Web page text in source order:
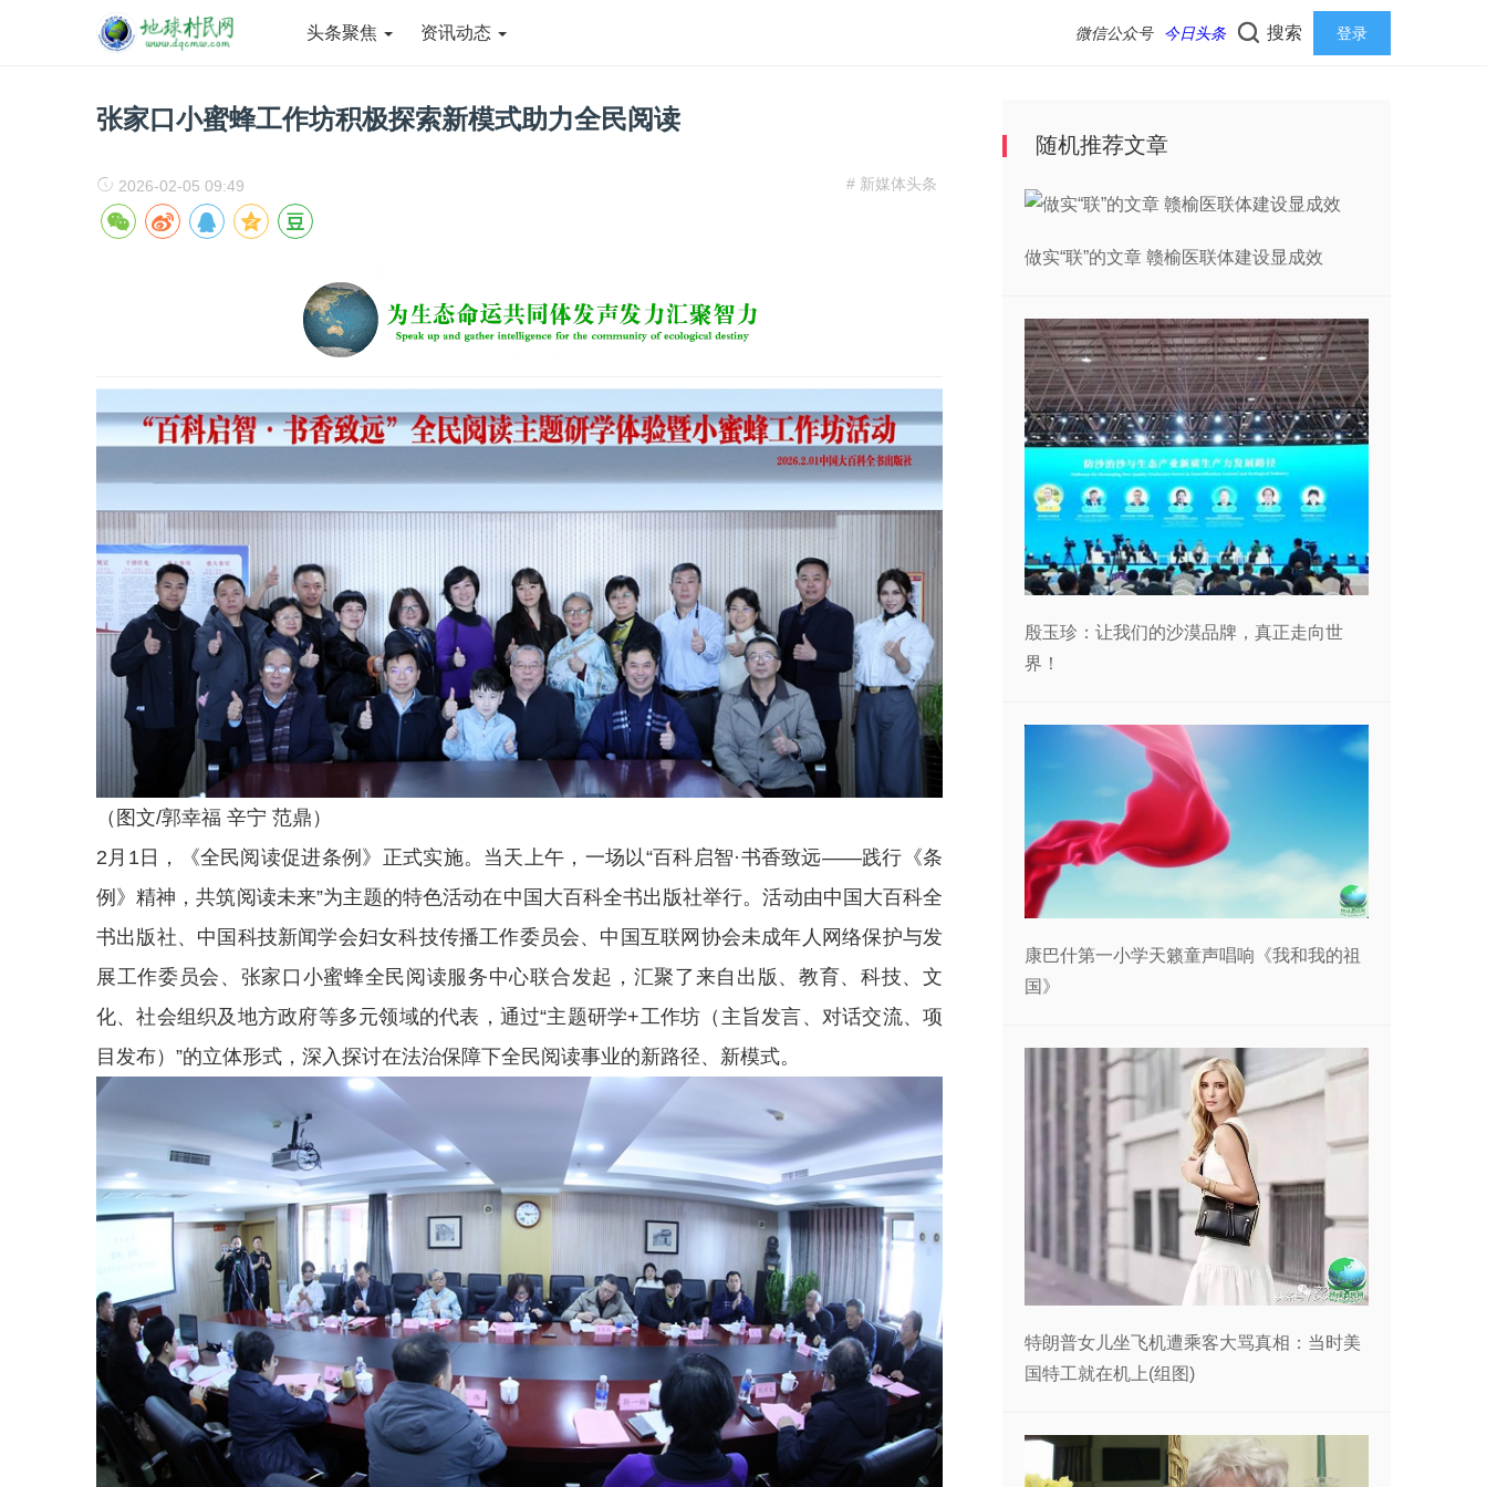
头条聚焦 资讯动态 微信公众号 今日头条 搜索 登录
张家口小蜜蜂工作坊积极探索新模式助力全民阅读
# 新媒体头条
2026-02-05 09:49
（图文/郭幸福 辛宁 范鼎）
2月1日，《全民阅读促进条例》正式实施。当天上午，一场以“百科启智·书香致远——践行《条
例》精神，共筑阅读未来”为主题的特色活动在中国大百科全书出版社举行。活动由中国大百科全
书出版社、中国科技新闻学会妇女科技传播工作委员会、中国互联网协会未成年人网络保护与发
展工作委员会、张家口小蜜蜂全民阅读服务中心联合发起，汇聚了来自出版、教育、科技、文
化、社会组织及地方政府等多元领域的代表，通过“主题研学+工作坊（主旨发言、对话交流、项
目发布）”的立体形式，深入探讨在法治保障下全民阅读事业的新路径、新模式。
随机推荐文章
做实“联”的文章 赣榆医联体建设显成效
殷玉珍：让我们的沙漠品牌，真正走向世
界！
康巴什第一小学天籁童声唱响《我和我的祖
国》
特朗普女儿坐飞机遭乘客大骂真相：当时美
国特工就在机上(组图)